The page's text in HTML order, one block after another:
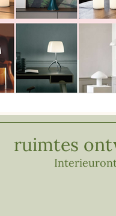
ruimtes